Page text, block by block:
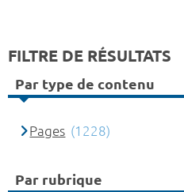
FILTRE DE RÉSULTATS
Par type de contenu
Pages (1228)
Par rubrique